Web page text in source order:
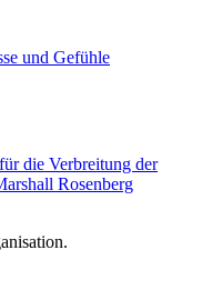
und Gefühle
die Verbreitung der
Rosenberg